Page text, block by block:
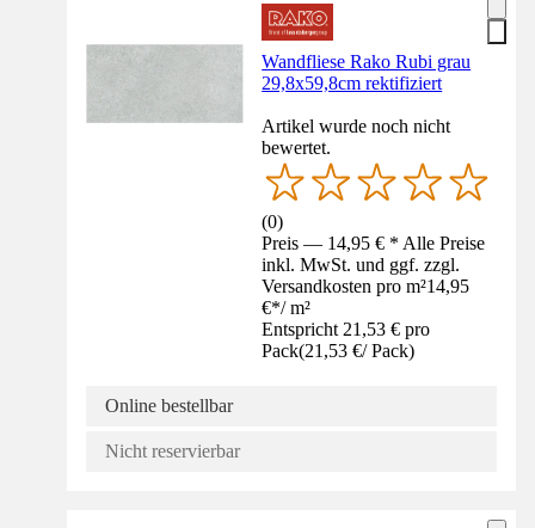
Wandfliese Rako Rubi grau
29,8x59,8cm rektifiziert
Artikel wurde noch nicht
bewertet.
(0)
Preis — 14,95 € * Alle Preise
inkl. MwSt. und ggf. zzgl.
Versandkosten pro m²14,95
€*/ m²
Entspricht 21,53 € pro
Pack(21,53 €/ Pack)
Online bestellbar
Nicht reservierbar